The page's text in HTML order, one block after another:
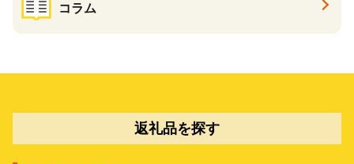
コラム
返礼品を探す